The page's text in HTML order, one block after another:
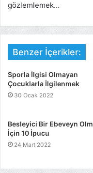
gözlemlemek…
Benzer İçerikler:
Sporla İlgisi Olmayan
Çocuklarla İlgilenmek
30 Ocak 2022
Besleyici Bir Ebeveyn
İçin 10 İpucu
24 Mart 2022